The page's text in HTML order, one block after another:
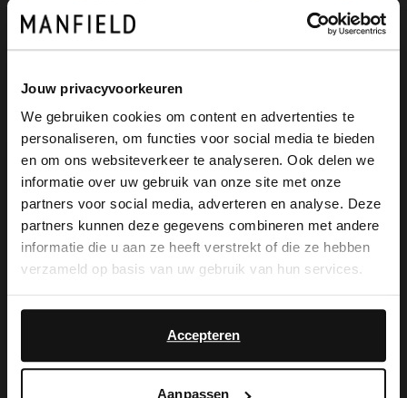
Jouw privacyvoorkeuren
We gebruiken cookies om content en advertenties te
personaliseren, om functies voor social media te bieden
en om ons websiteverkeer te analyseren. Ook delen we
informatie over uw gebruik van onze site met onze
partners voor social media, adverteren en analyse. Deze
partners kunnen deze gegevens combineren met andere
informatie die u aan ze heeft verstrekt of die ze hebben
verzameld op basis van uw gebruik van hun services.
Accepteren
Aanpassen
Goudkleurige oorbellen met steen
9.99 49.99
Gouden bloemen oorbellen
×
View this website in English?
It looks like your language isn't Dutch. Would
you like to switch to English?
English